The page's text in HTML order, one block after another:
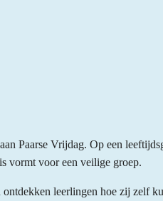
Paarse Vrijdag. Op een
vormt voor een veilige groep.
leerlingen hoe zij zelf